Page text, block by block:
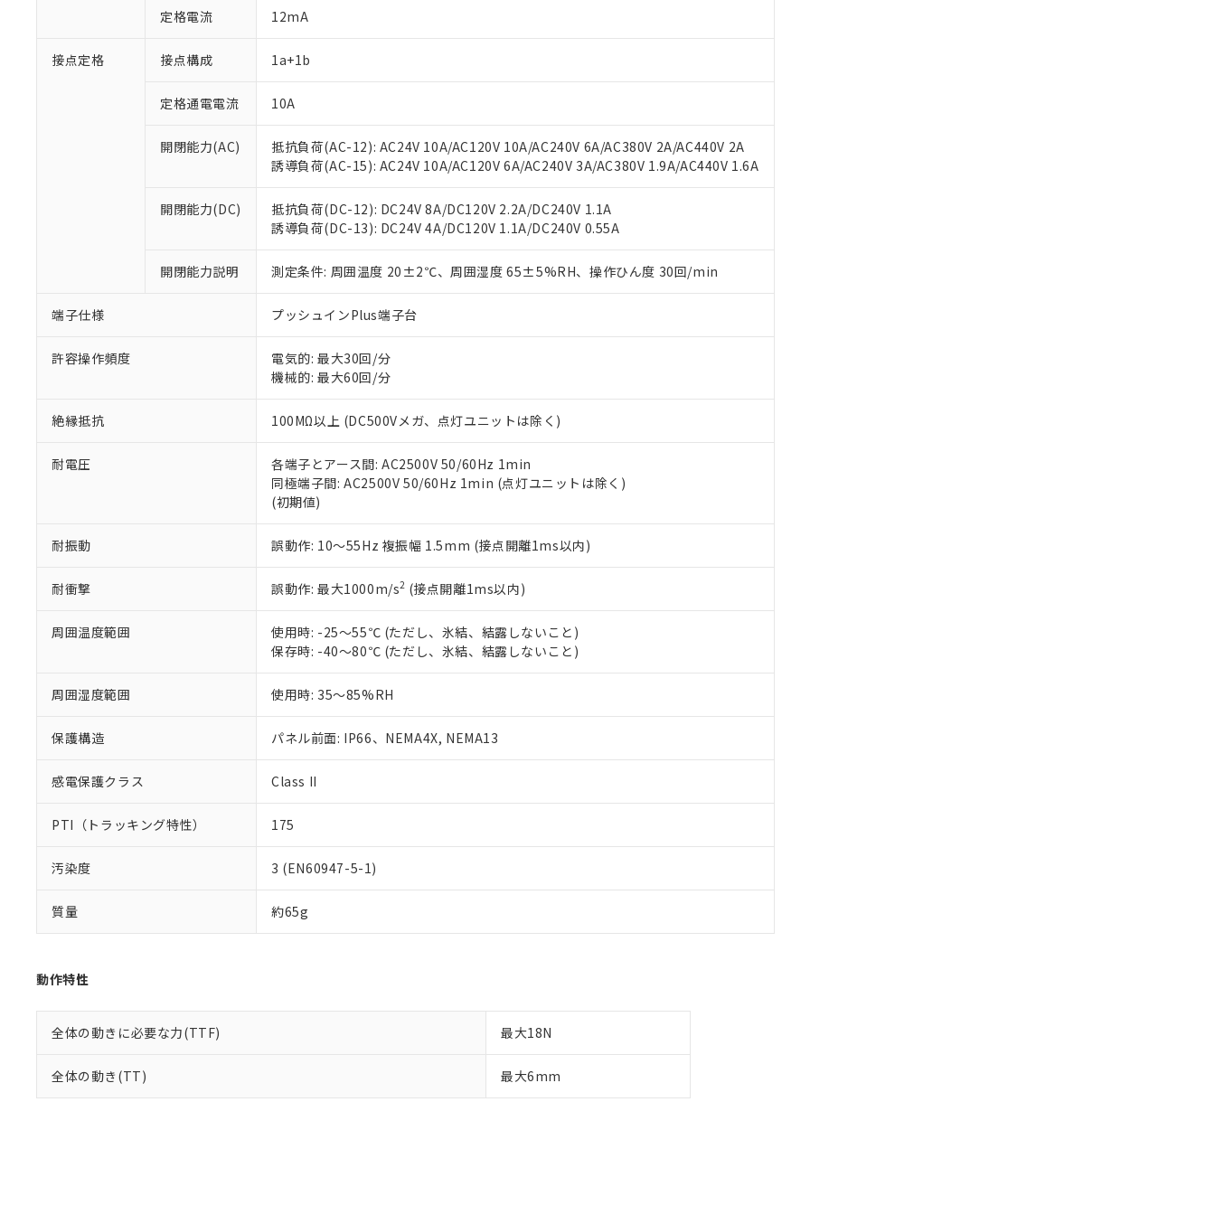
定格電流 12mA
接点定格 接点構成 1a+1b
定格通電電流 10A
開閉能力(AC)
抵抗負荷(AC-12): AC24V 10A/AC120V 10A/AC240V 6A/AC380V 2A/AC440V 2A
誘導負荷(AC-15): AC24V 10A/AC120V 6A/AC240V 3A/AC380V 1.9A/AC440V 1.6A
開閉能力(DC)
抵抗負荷(DC-12): DC24V 8A/DC120V 2.2A/DC240V 1.1A
誘導負荷(DC-13): DC24V 4A/DC120V 1.1A/DC240V 0.55A
開閉能力説明 測定条件: 周囲温度 20±2℃、周囲湿度 65±5%RH、操作ひん度 30回/min
端子仕様 プッシュインPlus端子台
許容操作頻度
電気的: 最大30回/分
機械的: 最大60回/分
絶縁抵抗 100MΩ以上 (DC500Vメガ、点灯ユニットは除く)
耐電圧
各端子とアース間: AC2500V 50/60Hz 1min
同極端子間: AC2500V 50/60Hz 1min (点灯ユニットは除く)
(初期値)
耐振動 誤動作: 10～55Hz 複振幅 1.5mm (接点開離1ms以内)
耐衝撃 誤動作: 最大1000m/s2 (接点開離1ms以内)
周囲温度範囲
使用時: -25～55℃ (ただし、氷結、結露しないこと)
保存時: -40～80℃ (ただし、氷結、結露しないこと)
周囲湿度範囲 使用時: 35～85%RH
保護構造 パネル前面: IP66、NEMA4X, NEMA13
感電保護クラス Class II
PTI（トラッキング特性） 175
汚染度 3 (EN60947-5-1)
質量 約65g
動作特性
全体の動きに必要な力(TTF) 最大18N
全体の動き(TT) 最大6mm
ご利用条件
以下の条件をお読みいただき、同意のうえご利用ください。
本サービスは、当社制御機器事業取扱商品の当社在庫状況および標準価格(税抜)を提供させていただ
くものです。
当社制御機器事業取扱商品の中には、本サービスの対象外となる商品もあることをご了承ください。
在庫状況および標準価格照会結果は、記載している更新日時点での社内データに基づき作成されるも
のであり、閲覧された時点での実際の在庫および標準価格とは異なる場合があることをご了承くださ
い。
正式な納期状況および標準価格はお客様のお取引先、またはお客様担当のオムロン制御機器販売店・
当社販売員にご相談ください。
オムロン制御機器販売店や当社販売拠点は「販売ネットワーク
」をご確認ください。
在庫状況および標準価格結果を当社の事前の承諾なく第三者に漏洩または開示しないようお願いしま
す。
ている必要があります。
お客様が当ウェブサイト上で当社にご登録された部品リストについて、当社および当社の共同利用者
が、当社の製品・サービスに関するお客様との取引・商談に必要な範囲で利用することをご了承くだ
さい。
※当社の共同利用者とは、"個人情報の共同利用に関して"
の「1.共同利用者の範囲」に記載されて
いる法人を指します。
対応予定なし：EU RoHS指令（10物質）の非含有に非対応の商品で、対応品を出す予定はありません。
調査・確認中：EU RoHS指令（10物質）の非含有の対応状況を調査中または確認中の商品です。
非該当品：ライセンス料など無形物で、有害物質有無と関係のない商品です。
仕入先様の事情により、非含有部品としていたものが、含有品と判明した場合などやむを得ず変更すること
があります。
鉛(Pb) 1000ppm以下、 水銀(Hg) 1000ppm以下、 カドミウム(Cd) 100ppm以下、
六価クロム(Cr(Ⅵ)) 1000ppm以下、ポリ臭化ビフェニル類(PBB) 1000ppm以下、ポリ臭化ジフェニルエーテル類(PBDE) 1000ppm以下、
フタル酸ビス(2-エチルヘキシル) (DEHP)(別名：DOP) 1000ppm以下、フタル酸ブチルベンジル（BBP） 1000ppm以下、フタル酸ジブチ
ル（DBP） 1000ppm以下、フタル酸ジイソブチル (DIBP) 1000ppm以下
但し、RoHS指令で産業用監視および制御機器に対する適用除外項目は除く。
フタル酸エステル類の４物質については閾値を超える意図的な使用がないことを確認しています。
※2 対応予定月
部品在庫の切り替え状況などにより、予定月が前後することがあります。
※3 非含有証明書ダウンロード
下記の非含有証明書をダウンロードすることができます。
EU RoHS指令（10物質）の非含有証明書
51物質の非含有証明書（当社基準）
※本証明書は発行日時点で非含有を証明するもので、過去に遡って非含有を証明するものではありません。
また、RoHS指令のフタル酸エステル類４物質の対応では、対応完了までの期間は出荷製品に未対応品が
混在することから備考欄に対応日を記載しておりました。
既に当社にて対応品への在庫切替を完了していることから、特段のことがない限り、2022年1月12日よ
「○」：最大均質材料含有率が中国RoHSの基準値以下であることを示します。
「×」：最大均質材料含有率が中国RoHSの基準値を超えていることを示します。
「－」：未確認です。当社販売部門へお問い合わせください。
*中国RoHS10物質の基準値 (GB/T26572)：
Pb(鉛) :1000ppm、 Hg(水銀) : 1000ppm、 Cd(カドミウム) : 100ppm、
Cr(Ⅵ)(六価クロム) : 1000ppm、 PBBs(ポリ臭化ビフェニル類) : 1000ppm、 PBDEs(ポリ臭化ジフェニルエーテル類) : 1000ppm、
DBP(フタル酸ジブチル) : 1000ppm、 DIBP(フタル酸ジイソブチル) : 1000ppm、 BBP(フタル酸ブチルベンジル) : 1000ppm、
※2 環境保護使用期限
「ｅ」：有害物質（10物質）のすべてが基準値以下であることを示します。
「10」：通常の使用状況下において有害物質が外部に漏えいし、環境に深刻な影響を及ぼさない年数を意
味します。
「－」：未確認です。当社販売部門へお問い合わせください。
当社は、これら貴社製品のうち、外国為替および外国貿易法に定める商品（以下｢規制貨物等」とい
う）を輸出または国外への提供する場合は、日本国政府の輸出許可(または役務取引許可)を取得する
などの必要な手続きをとります。
ます。
当社は貴社製品を、核兵器、ミサイル、化学兵器、生物兵器またはその他武器並びにこれらの製造装
置等に一切使用いたしません。
当社は、貴社製品を第三者に販売する場合は、上記1、2および3の内容を当該第三者に通知します。
また当社は、販売先および販売に係わる関係者が違法に輸出するおそれがある場合は、取り引きをい
たしません。
記
号
説明
○ 一定数以上の在庫あり
△ 一定数には満たないが在庫あり
－
在庫なし(最新の在庫状況については、お客様のお取引先、またはお客様担当のオムロン制御
機器販売店・当社販売員にご確認ください)
空
白
受注生産機種、また在庫状況の情報を公開していない機種